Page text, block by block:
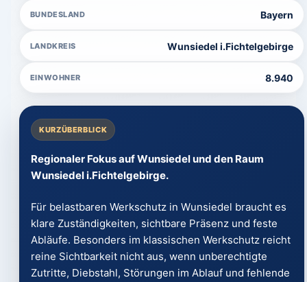
BUNDESLAND Bayern
LANDKREIS Wunsiedel i.Fichtelgebirge
EINWOHNER 8.940
KURZÜBERBLICK
Regionaler Fokus auf Wunsiedel und den Raum
Wunsiedel i.Fichtelgebirge.
Für belastbaren Werkschutz in Wunsiedel braucht es
klare Zuständigkeiten, sichtbare Präsenz und feste
Abläufe. Besonders im klassischen Werkschutz reicht
reine Sichtbarkeit nicht aus, wenn unberechtigte
Zutritte, Diebstahl, Störungen im Ablauf und fehlende